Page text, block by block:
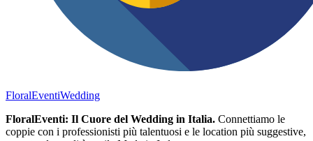
FloralEventiWedding
FloralEventi: Il Cuore del Wedding in Italia. Connettiamo le
coppie con i professionisti più talentuosi e le location più suggestive,